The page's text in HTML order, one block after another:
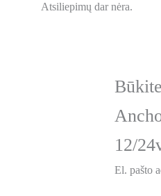
Atsiliepimų dar nėra.
12/
El. pašto